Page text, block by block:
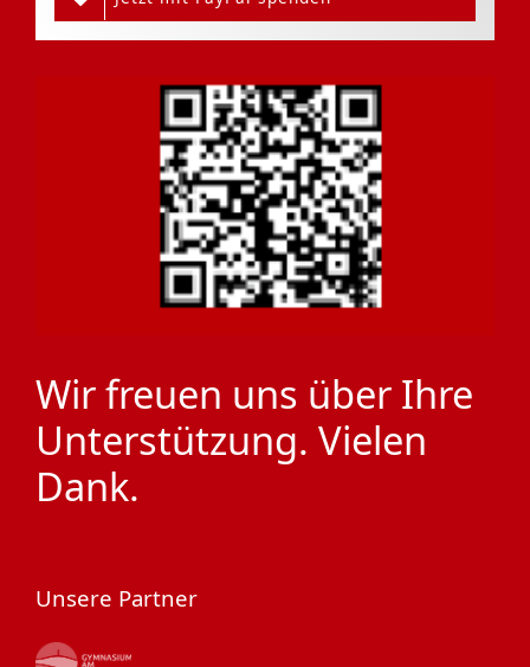
Wir freuen uns über Ihre
Unterstützung. Vielen
Dank.
Unsere Partner